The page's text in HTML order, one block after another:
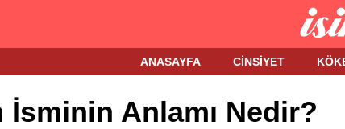
ANASAYFA CINSIYET
İsminin Anlamı Nedir?